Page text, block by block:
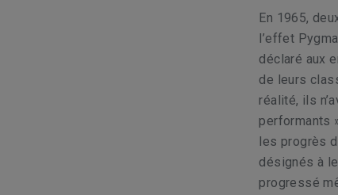
En 1965,
l’effet
déclaré aux
de leurs
réalité, ils
performants
les progrès
désignés à
progressé